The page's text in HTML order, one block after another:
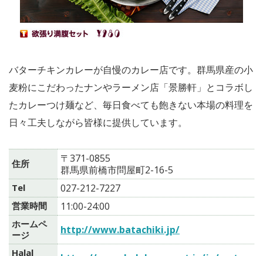
バターチキンカレーが自慢のカレー店です。群馬県産の小
麦粉にこだわったナンやラーメン店「景勝軒」とコラボし
たカレーつけ麺など、毎日食べても飽きない本場の料理を
日々工夫しながら皆様に提供しています。
住所
〒371-0855
群馬県前橋市問屋町2-16-5
Tel 027-212-7227
営業時間 11:00-24:00
ホームペ
ージ
http://www.batachiki.jp/
Halal